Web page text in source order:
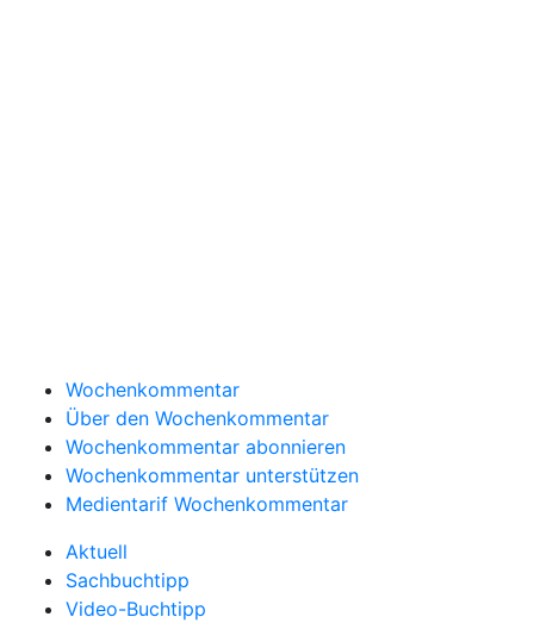
Wochenkommentar
Über den Wochenkommentar
Wochenkommentar abonnieren
Wochenkommentar unterstützen
Medientarif Wochenkommentar
Aktuell
Sachbuchtipp
Video-Buchtipp